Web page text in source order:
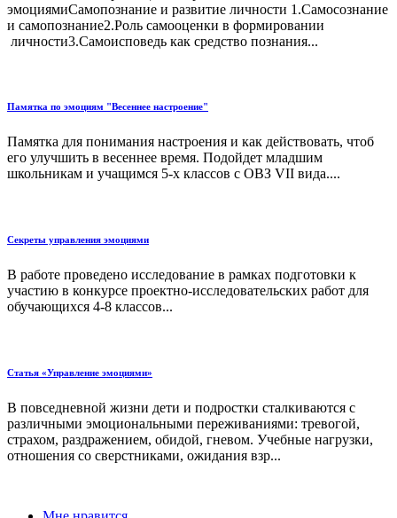
эмоциямиСамопознание и развитие личности 1.Самосознание
и самопознание2.Роль самооценки в формировании
личности3.Самоисповедь как средство познания...
Памятка по эмоциям "Весеннее настроение"
Памятка для понимания настроения и как действовать, чтоб
его улучшить в весеннее время. Подойдет младшим
школьникам и учащимся 5-х классов с ОВЗ VII вида....
Секреты управления эмоциями
В работе проведено исследование в рамках подготовки к
участию в конкурсе проектно-исследовательских работ для
обучающихся 4-8 классов...
Статья «Управление эмоциями»
В повседневной жизни дети и подростки сталкиваются с
различными эмоциональными переживаниями: тревогой,
страхом, раздражением, обидой, гневом. Учебные нагрузки,
отношения со сверстниками, ожидания взр...